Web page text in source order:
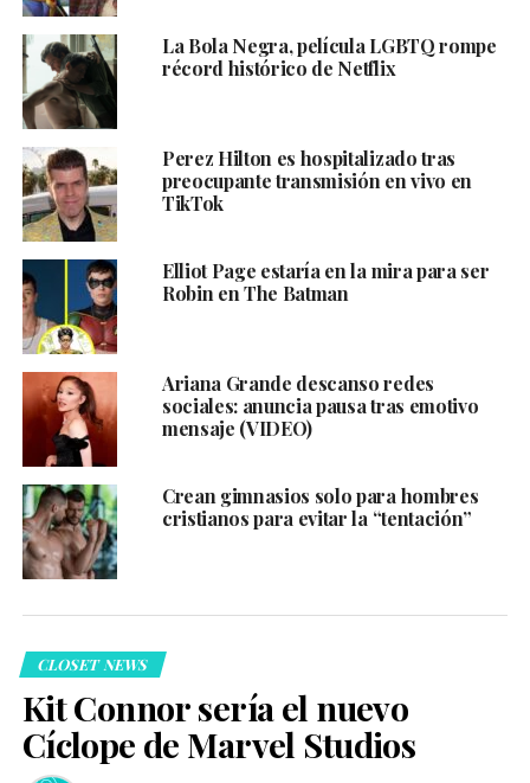
La Bola Negra, película LGBTQ rompe
récord histórico de Netflix
Perez Hilton es hospitalizado tras
preocupante transmisión en vivo en
TikTok
Elliot Page estaría en la mira para ser
Robin en The Batman
Ariana Grande descanso redes
sociales: anuncia pausa tras emotivo
mensaje (VIDEO)
Crean gimnasios solo para hombres
cristianos para evitar la “tentación”
CLOSET NEWS
Kit Connor sería el nuevo
Cíclope de Marvel Studios